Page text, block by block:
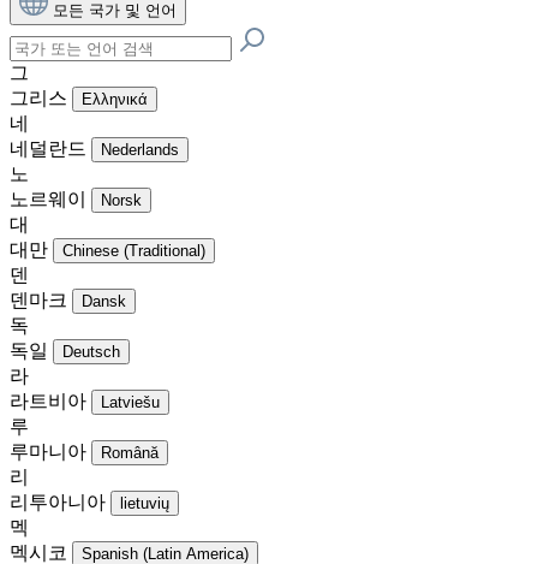
모든 국가 및 언어
그
그리스
Ελληνικά
네
네덜란드
Nederlands
노
노르웨이
Norsk
대
대만
Chinese (Traditional)
덴
덴마크
Dansk
독
독일
Deutsch
라
라트비아
Latviešu
루
루마니아
Română
리
리투아니아
lietuvių
멕
멕시코
Spanish (Latin America)